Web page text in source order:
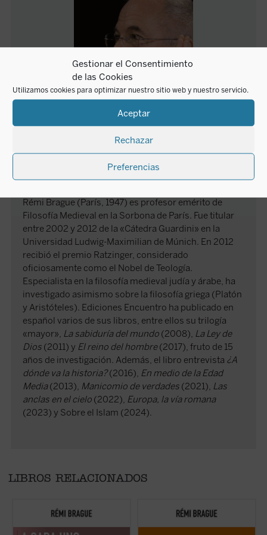
Gestionar el Consentimiento
de las Cookies
Utilizamos cookies para optimizar nuestro sitio web y nuestro servicio.
Aceptar
Rechazar
Preferencias
Rémi Brague (París, 1947) es profesor emérito de
Filosofía Medieval en la Sorbona de París. Fue titular
entre 2002 y 2012 de la «Cátedra Guardini» en la
Universidad Ludwig-Maximilian de Múnich. En 2012
recibió el premio Ratzinger, considerado
oficiosamente como el Nobel de Teología.
Especialista en la filosofía medieval judía y árabe, ha
investigado asimismo sobre la filosofía griega (Platón
y Aristóteles). Ediciones Encuentro ha publicado en
español varios de sus libros, entre ellos su trilogía
«mayor», La sabiduría del mundo (2008), La Ley de
Dios (2011) y El reino del hombre(2017), fruto de 15
años de investigación. Además, el libro entrevista ¿A
dónde va la historia?(2016), En medio de la Edad
Media(2013), Manicomio de verdades (2021), Las
anclas en el cielo (2022), Europa, la vía romana
(2023) y Sobre el Islam (2024).
LIBROS RELACIONADOS
Este «pequeño tratado» es la continuación
de los estudios emblemáticos de Rémi
sucesión de breves capítulos expone una
El Islam es objeto de interminables
controversias y mucha confusión. Pero,